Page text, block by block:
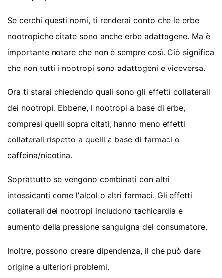
Se cerchi questi nomi, ti renderai conto che le erbe
nootropiche citate sono anche erbe adattogene. Ma è
importante notare che non è sempre così. Ciò significa
che non tutti i nootropi sono adattogeni e viceversa.
Ora ti starai chiedendo quali sono gli effetti collaterali
dei nootropi. Ebbene, i nootropi a base di erbe,
compresi quelli sopra citati, hanno meno effetti
collaterali rispetto a quelli a base di farmaci o
caffeina/nicotina.
Soprattutto se vengono combinati con altri
intossicanti come l'alcol o altri farmaci. Gli effetti
collaterali dei nootropi includono tachicardia e
aumento della pressione sanguigna del consumatore.
Inoltre, possono creare dipendenza, il che può dare
origine a ulteriori problemi.